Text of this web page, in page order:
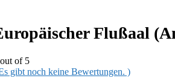
Flußaal
of 5
gibt noch keine Bewertungen. )